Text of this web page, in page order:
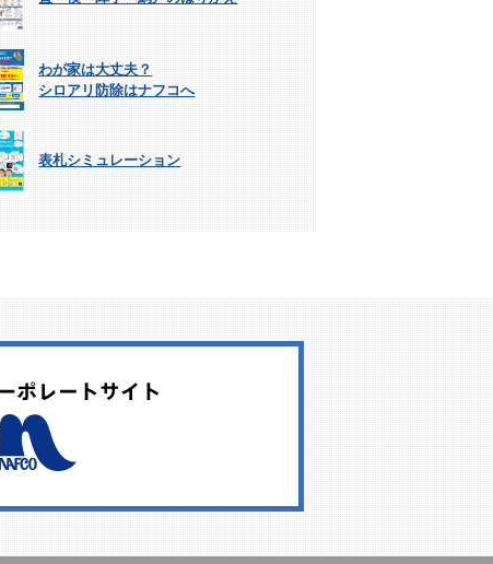
わが家は大丈夫？
シロアリ防除はナフコへ
表札シミュレーション